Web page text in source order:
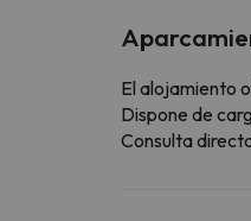
El alojamiento
Dispone de
Consulta